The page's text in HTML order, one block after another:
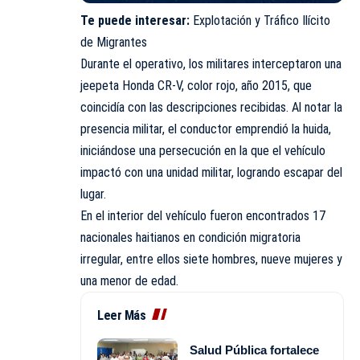
Te puede interesar: Explotación y Tráfico Ilícito
de Migrantes
Durante el operativo, los militares interceptaron una
jeepeta Honda CR-V, color rojo, año 2015, que
coincidía con las descripciones recibidas. Al notar la
presencia militar, el conductor emprendió la huida,
iniciándose una persecución en la que el vehículo
impactó con una unidad militar, logrando escapar del
lugar.
En el interior del vehículo fueron encontrados 17
nacionales haitianos en condición migratoria
irregular, entre ellos siete hombres, nueve mujeres y
una menor de edad.
Leer Más
Salud Pública fortalece